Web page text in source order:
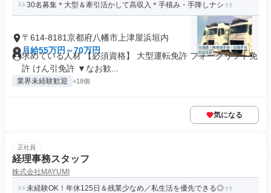
30名募集＊大型＆牽引活かして高収入＊手積み・手降しナシ
〒614-8181京都府八幡市上津屋浜垣内
月給55万円～70万円
求めている人材 【必須資格】 大型運転免許 フォークリフト免
許 けん引免許 ▼なお歓...
業界未経験歓迎 +18個
気になる
正社員
経理事務スタッフ
株式会社MAYUMI
未経験OK！年休125日＆残業少なめ／私生活を優先できる◎